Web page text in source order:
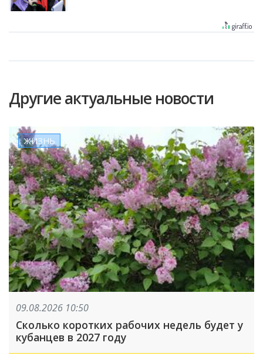
Другие актуальные новости
ЖИЗНЬ
09.08.2026 10:50
Сколько коротких рабочих недель будет у
кубанцев в 2027 году